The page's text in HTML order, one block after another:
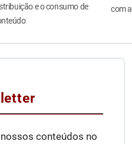
e o consumo de
com
conteúdos no